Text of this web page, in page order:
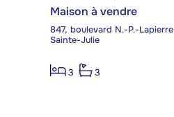
Maison à vendre
847, boulevard N.-P.-Lapierre
Sainte-Julie
3 3